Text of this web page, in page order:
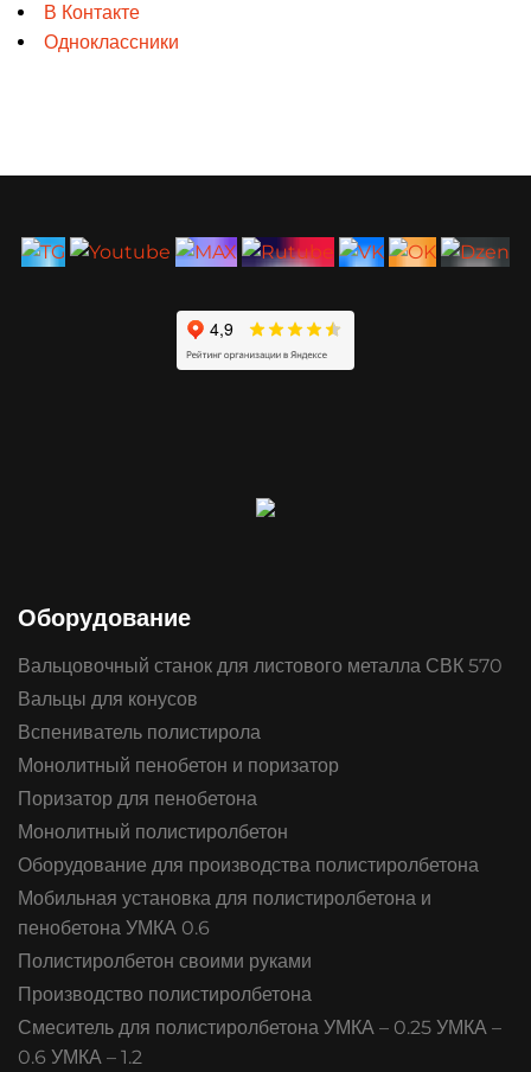
В Контакте
Одноклассники
Оборудование
Вальцовочный станок для листового металла СВК 570
Вальцы для конусов
Вспениватель полистирола
Монолитный пенобетон и поризатор
Поризатор для пенобетона
Монолитный полистиролбетон
Оборудование для производства полистиролбетона
Мобильная установка для полистиролбетона и
пенобетона УМКА 0.6
Полистиролбетон своими руками
Производство полистиролбетона
Смеситель для полистиролбетона УМКА – 0.25 УМКА –
0.6 УМКА – 1.2